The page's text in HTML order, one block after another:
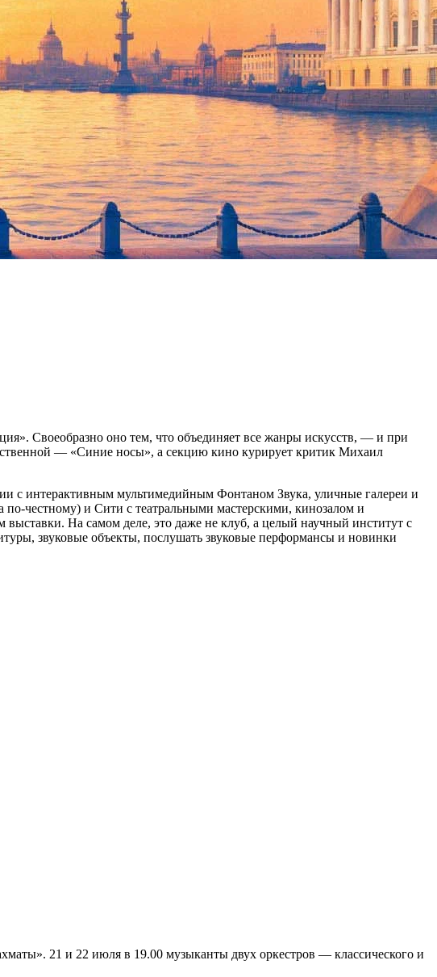
на площадь Обезличия
Своеобразно оно тем, что объединяет все жанры искусств, — и при
— «Синие носы», а секцию кино курирует критик Михаил
с интерактивным мультимедийным Фонтаном Звука, уличные галереи и
по-честному) и Сити с театральными мастерскими, кинозалом и
На самом деле, это даже не клуб, а целый научный институт с
звуковые объекты, послушать звуковые перформансы и новинки
21 и 22 июля в 19.00 музыканты двух оркестров — классического и